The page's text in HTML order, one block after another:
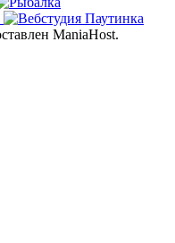
ManiaHost.